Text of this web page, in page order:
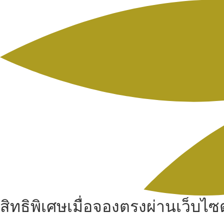
สิทธิพิเศษเมื่อจองตรงผ่านเว็บไ